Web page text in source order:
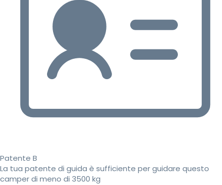
Patente B
La tua patente di guida è sufficiente per guidare questo
camper di meno di 3500 kg